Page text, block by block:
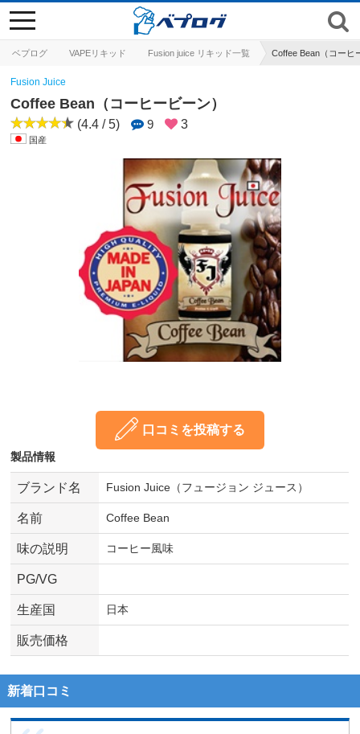
ベプログ VAPEリキッド Fusion juice リキッド一覧 Coffee Bean（コーヒ
toggle
navigation
Fusion Juice
Coffee Bean（コーヒービーン）
(4.4 / 5) 9 3
国産
口コミを投稿する
製品情報
ブランド名 Fusion Juice（フュージョン ジュース）
名前 Coffee Bean
味の説明 コーヒー風味
PG/VG
生産国 日本
販売価格
新着口コミ